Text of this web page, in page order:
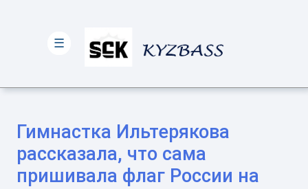
Гимнастка Ильтерякова
рассказала, что сама
пришивала флаг России на
☰